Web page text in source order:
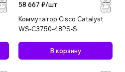
58 667 ₽/шт
Коммутатор Cisco Catalyst
WS-C3750-48PS-S
В корзину